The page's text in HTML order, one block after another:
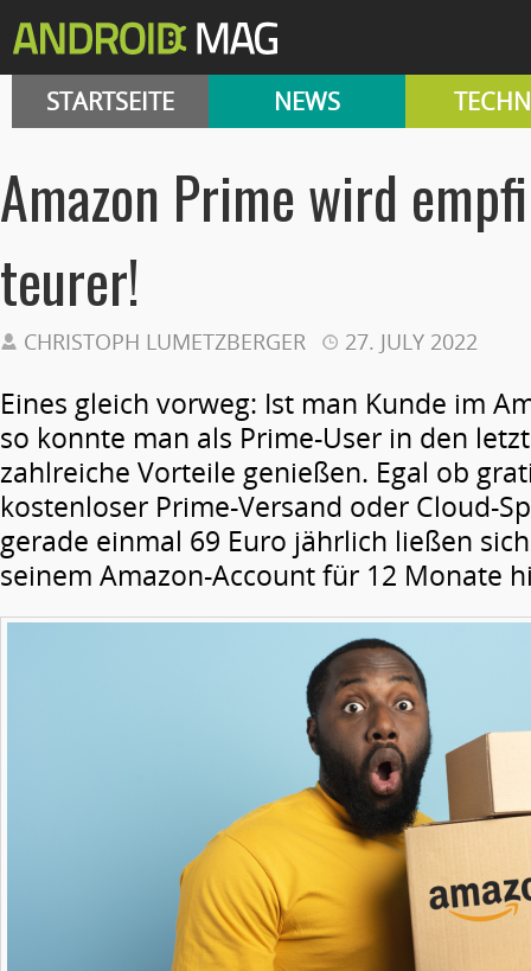
STARTSEITE NEWS
Amazon Prime wird
teurer!
CHRISTOPH LUMETZBERGER 27. JULY 2022
Eines gleich vorweg: Ist man Kunde im
so konnte man als Prime-User in den
zahlreiche Vorteile genießen. Egal ob
kostenloser Prime-Versand oder Cloud-
gerade einmal 69 Euro jährlich ließen
seinem Amazon-Account für 12 Monate